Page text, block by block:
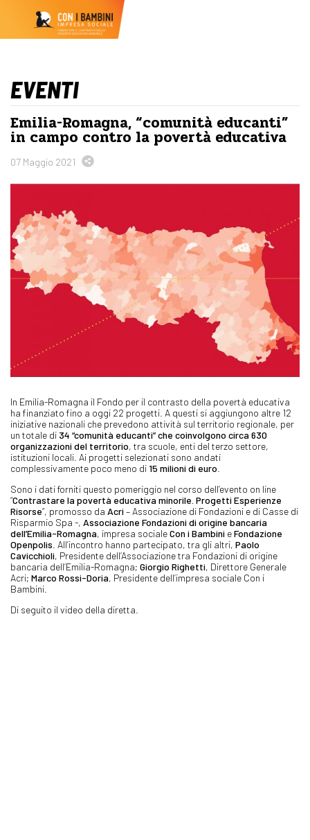
EVENTI
Emilia-Romagna, “comunità educanti”
in campo contro la povertà educativa
07 Maggio 2021
In Emilia-Romagna il Fondo per il contrasto della povertà educativa
ha finanziato fino a oggi 22 progetti. A questi si aggiungono altre 12
iniziative nazionali che prevedono attività sul territorio regionale, per
un totale di 34 “comunità educanti” che coinvolgono circa 630
organizzazioni del territorio, tra scuole, enti del terzo settore,
istituzioni locali. Ai progetti selezionati sono andati
complessivamente poco meno di 15 milioni di euro
Sono i dati forniti questo pomeriggio nel corso dell’evento on line
“Contrastare la povertà educativa minorile. Progetti Esperienze
Risorse”, promosso da Acri– Associazione di Fondazioni e di Casse di
Risparmio Spa -, Associazione Fondazioni di origine bancaria
dell’Emilia-Romagna, impresa socialeCon i Bambini eFondazione
Openpolis . All’incontro hanno partecipato, tra gli altri, Paolo
Cavicchioli, Presidente dell’Associazione tra Fondazioni di origine
bancaria dell’Emilia-Romagna; Giorgio Righetti, Direttore Generale
Acri; Marco Rossi-Doria, Presidente dell’impresa sociale Con i
Bambini.
Di seguito il video della diretta.